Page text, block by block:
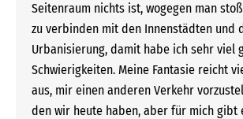
Seitenraum nichts ist, wogegen man
zu verbinden mit den Innenstädten und
Urbanisierung, damit habe ich sehr viel
Schwierigkeiten. Meine Fantasie reicht
aus, mir einen anderen Verkehr
den wir heute haben, aber für mich gibt